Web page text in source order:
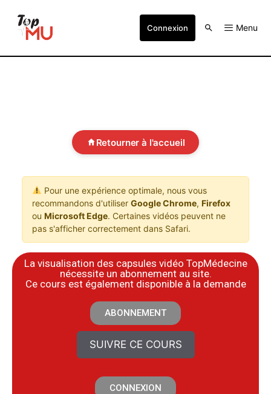
Connexion Menu
Retourner à l'accueil
Pour une expérience optimale, nous vous
recommandons d'utiliser Google Chrome, Firefox
ou Microsoft Edge. Certaines vidéos peuvent ne
pas s'afficher correctement dans Safari.
La visualisation des capsules vidéo TopMédecine
nécessite un abonnement au site.
​Ce cours est également disponible à la demande
ABONNEMENT
SUIVRE CE COURS
CONNEXION